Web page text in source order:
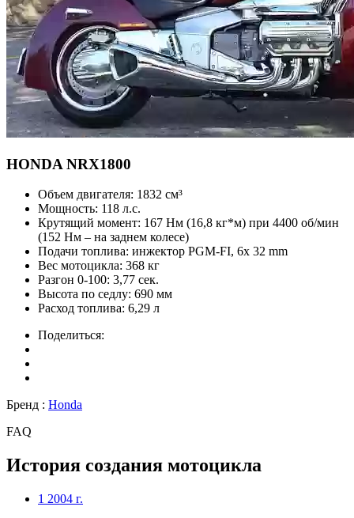
HONDA NRX1800
Объем двигателя: 1832 см³
Мощность: 118 л.с.
Крутящий момент: 167 Нм (16,8 кг*м) при 4400 об/мин
(152 Нм – на заднем колесе)
Подачи топлива: инжектор PGM-FI, 6x 32 mm
Вес мотоцикла: 368 кг
Разгон 0-100: 3,77 сек.
Высота по седлу: 690 мм
Расход топлива: 6,29 л
Поделиться:
Бренд : Honda
FAQ
История создания мотоцикла
1 2004 г.